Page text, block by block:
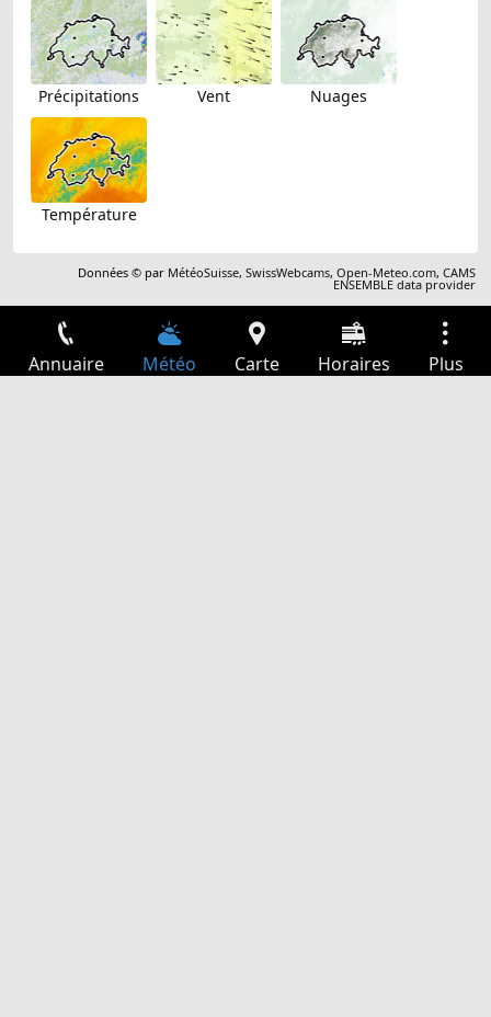
Précipitations Vent Nuages
Température
Données © par MétéoSuisse,SwissWebcams,Open-Meteo.com,CAMS
ENSEMBLE data provider
Annuaire Météo Carte Horaires Plus